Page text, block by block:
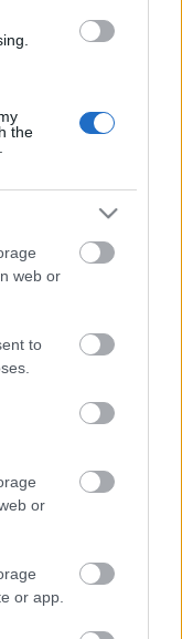
the
web or
to
or
or app.
legújabb
alatt egyedül
legerősebb
hogy száz
győzelem a